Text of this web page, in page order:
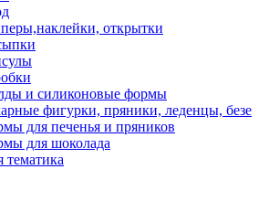
открытки
и силиконовые формы
фигурки, пряники, леденцы, безе
для печенья и пряников
для шоколада
тематика